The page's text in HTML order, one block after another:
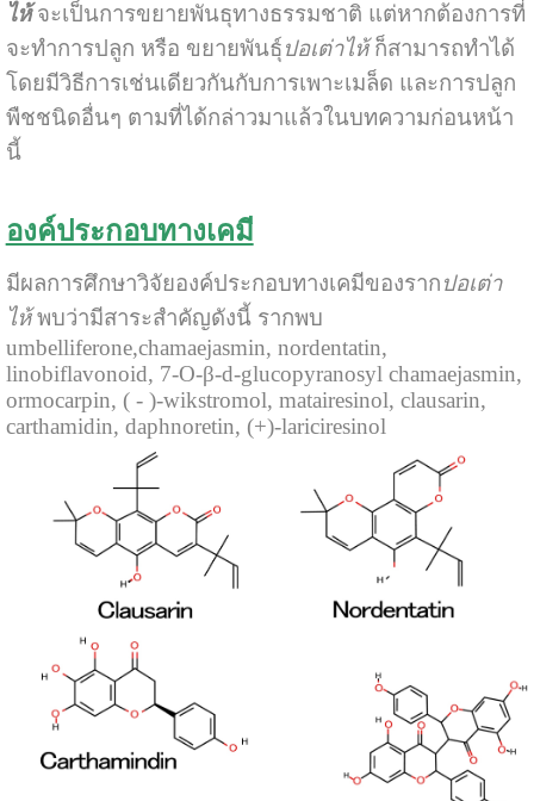
ไห้ จะเป็นการขยายพันธุทางธรรมชาติ แต่หากต้องการที่
จะทำการปลูก หรือ ขยายพันธุ์ปอเต่าไห้ก็สามารถทำได้
โดยมีวิธีการเช่นเดียวกันกับการเพาะเมล็ด และการปลูก
พืชชนิดอื่นๆ ตามที่ได้กล่าวมาแล้วในบทความก่อนหน้า
นี้
องค์ประกอบทางเคมี
มีผลการศึกษาวิจัยองค์ประกอบทางเคมีของรากปอเต่า
ไห้พบว่ามีสาระสำคัญดังนี้ รากพบ
umbelliferone,chamaejasmin, nordentatin,
linobiflavonoid, 7-O-β-d-glucopyranosyl chamaejasmin,
ormocarpin, ( - )-wikstromol, matairesinol, clausarin,
carthamidin, daphnoretin, (+)-lariciresinol